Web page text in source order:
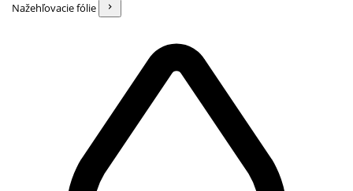
Nažehľovacie fólie